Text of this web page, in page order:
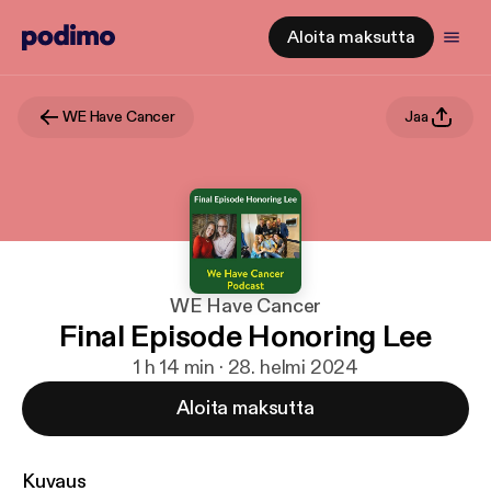
Aloita maksutta
WE Have Cancer Jaa
WE Have Cancer
Final Episode Honoring Lee
1 h 14 min · 28. helmi 2024
Aloita maksutta
Kuvaus